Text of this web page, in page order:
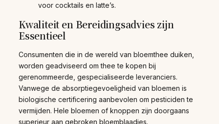
voor cocktails en latte’s.
Kwaliteit en Bereidingsadvies zijn
Essentieel
Consumenten die in de wereld van bloemthee duiken,
worden geadviseerd om thee te kopen bij
gerenommeerde, gespecialiseerde leveranciers.
Vanwege de absorptiegevoeligheid van bloemen is
biologische certificering aanbevolen om pesticiden te
vermijden. Hele bloemen of knoppen zijn doorgaans
superieur aan gebroken bloemblaadjes.